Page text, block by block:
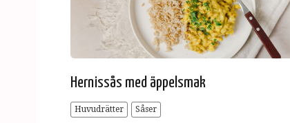
Hernissås med äppelsmak
Huvudrätter Såser